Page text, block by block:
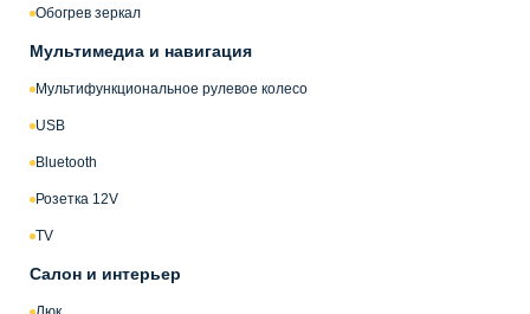
Обогрев зеркал
Мультимедиа и навигация
Мультифункциональное рулевое колесо
USB
Bluetooth
Розетка 12V
TV
Салон и интерьер